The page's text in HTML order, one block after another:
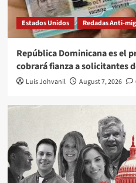
Estados Unidos Redadas Anti-
República Dominicana es el
cobrará fianza a solicitantes
Luis Johvanil August 7, 2026